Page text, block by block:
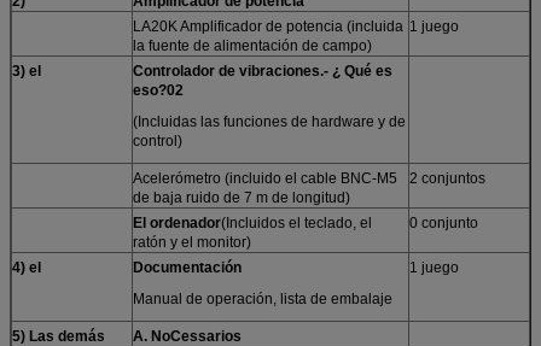
LA20K Amplificador de potencia (incluida
la fuente de alimentación de campo)
1 juego
3) el Controlador de vibraciones.- ¿ Qué es
eso?02
(Incluidas las funciones de hardware y de
control)
Acelerómetro (incluido el cable BNC-M5
de baja ruido de 7 m de longitud)
2 conjuntos
El ordenador(Incluidos el teclado, el
ratón y el monitor)
0 conjunto
4) el
Documentación
Manual de operación, lista de embalaje
1 juego
5) Las demás A. NoCessarios